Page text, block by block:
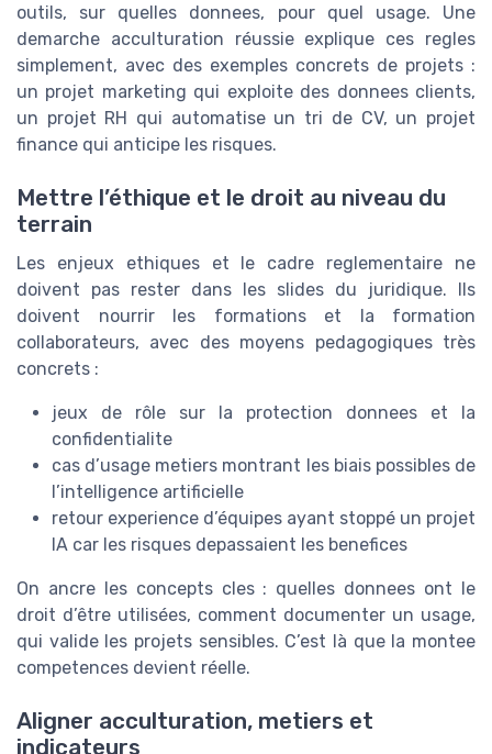
outils, sur quelles donnees, pour quel usage. Une
demarche acculturation réussie explique ces regles
simplement, avec des exemples concrets de projets :
un projet marketing qui exploite des donnees clients,
un projet RH qui automatise un tri de CV, un projet
finance qui anticipe les risques.
Mettre l’éthique et le droit au niveau du
terrain
Les enjeux ethiques et le cadre reglementaire ne
doivent pas rester dans les slides du juridique. Ils
doivent nourrir les formations et la formation
collaborateurs, avec des moyens pedagogiques très
concrets :
jeux de rôle sur la protection donnees et la
confidentialite
cas d’usage metiers montrant les biais possibles de
l’intelligence artificielle
retour experience d’équipes ayant stoppé un projet
IA car les risques depassaient les benefices
On ancre les concepts cles : quelles donnees ont le
droit d’être utilisées, comment documenter un usage,
qui valide les projets sensibles. C’est là que la montee
competences devient réelle.
Aligner acculturation, metiers et
indicateurs